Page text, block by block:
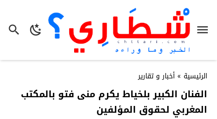
الرئيسية » أخبار و تقارير
الفنان الكبير بلخياط يكرم منى فتو بالمكتب
المغربي لحقوق المؤلفين